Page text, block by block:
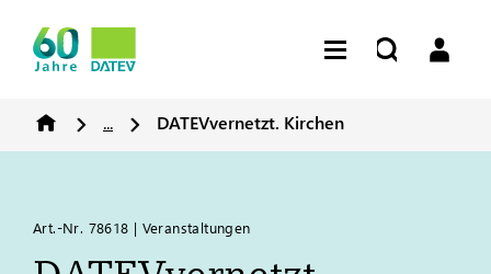
... DATEVvernetzt. Kirchen
Art.-Nr. 78618 | Veranstaltungen